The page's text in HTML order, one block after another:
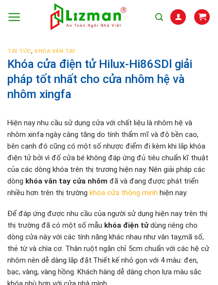
TIN TỨC,KHÓA VÂN TAY
Khóa cửa điện tử Hilux-Hi86SDl giải
pháp tốt nhất cho cửa nhôm hệ và
nhôm xingfa
Hiện nay nhu cầu sử dụng cửa với chất liệu là nhôm hệ và
nhôm xinfa ngày càng tăng do tính thẩm mĩ và độ bền cao,
bên cạnh đó cũng có một số nhược điểm đi kèm khi lắp khóa
điện tử bởi vì đố cửa bé không đáp ứng đủ tiêu chuẩn kĩ thuật
của các dòng khóa trên thị trương hiện nay. Nên giải pháp các
dòng khóa vân tay cửa nhôm đã và đang được phát triển
nhiều hơn trên thị trường khóa cửa thông minh hiện nay.
Để đáp ứng được nhu cầu của người sử dụng hiện nay trên thị
thị trường đã có một số mẫu khóa điện tửdùng riêng cho
dòng cửa này với các tính năng khác nhau như vân tay,mã số,
thẻ từ và chìa cơ. Thân ruột ngắn chỉ 5cm chuẩn với các hệ cử
nhôm nên dễ dàng lắp đặt.Thiết kế nhỏ gọn với 4 màu: đen,
bạc, vàng, vàng hồng. Khách hàng dễ dàng chọn lựa màu sắc